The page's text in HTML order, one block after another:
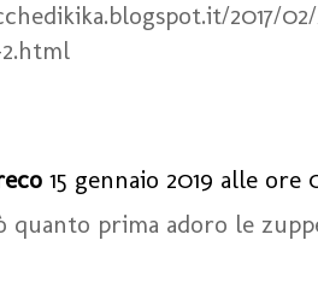
2017/
15 gennaio 2019 alle ore
quanto prima adoro le